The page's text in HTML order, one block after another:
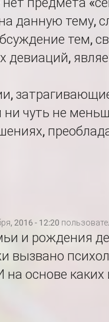
данную тему,
тем,
девиаций,
чуть не
2016 - 12:20
и рождения
вызвано
основе